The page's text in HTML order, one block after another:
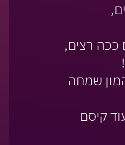
ככה רצים,
שמחה
קיסם